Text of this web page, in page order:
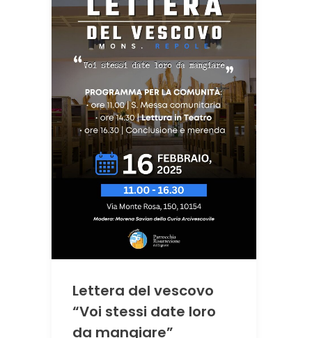
Lettera del vescovo
“Voi stessi date loro
da mangiare”